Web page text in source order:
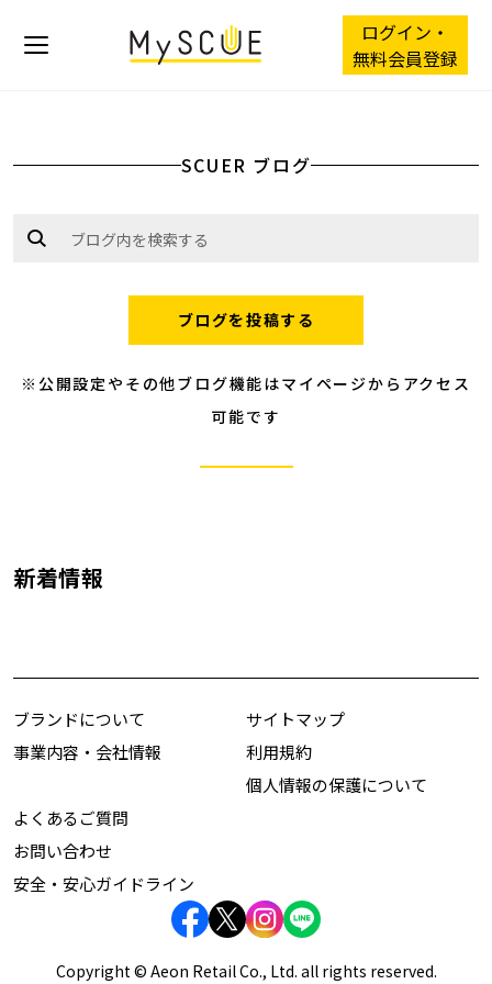
ログイン・
無料会員登録
SCUER ブログ
ブログを投稿する
※公開設定やその他ブログ機能はマイページからアクセス
可能です
新着情報
ブランドについて
事業内容・会社情報
サイトマップ
利用規約
個人情報の保護について
よくあるご質問
お問い合わせ
安全・安心ガイドライン
Copyright © Aeon Retail Co., Ltd. all rights reserved.